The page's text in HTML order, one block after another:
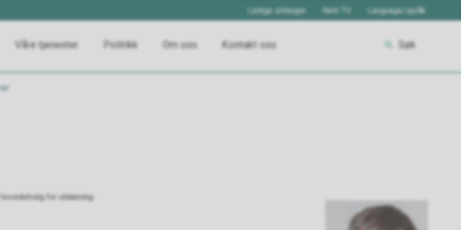
Ledige stillinger Nett-TV Language/språk
Våre tjenester Politikk Om oss Kontakt oss Søk
for utdanning.